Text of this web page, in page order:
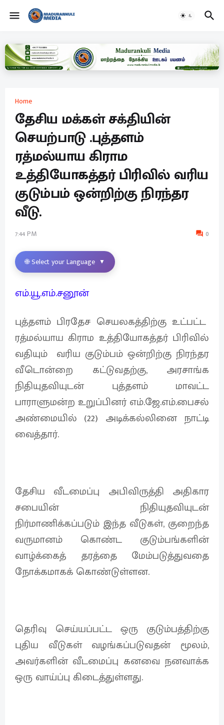
Home
தேசிய மக்கள் சக்தியின்
செயற்பாடு .புத்தளம்
ரத்மல்யாய கிராம
உத்தியோகத்தர் பிரிவில் வரிய
குடும்பம் ஒன்றிற்கு நிரந்தர
வீடு.
7:44 PM 0
🌐 Select your Language ▼
எம்.யூ.எம்.சனூன்
புத்தளம் பிரதேச செயலகத்திற்கு உட்பட்ட
ரத்மல்யாய கிராம உத்தியோகத்தர் பிரிவில்
வதியும் வரிய குடும்பம் ஒன்றிற்கு நிரந்தர
வீடொன்றை கட்டுவதற்கு, அரசாங்க
நிதியுதவியுடன் புத்தளம் மாவட்ட
பாராளுமன்ற உறுப்பினர் எம்.ஜே.எம்.பைசல்
அண்மையில் (22) அடிக்கல்லினை நாட்டி
வைத்தார்.
தேசிய வீடமைப்பு அபிவிருத்தி அதிகார
சபையின் நிதியுதவியுடன்
நிர்மாணிக்கப்படும் இந்த வீடுகள், குறைந்த
வருமானம் கொண்ட குடும்பங்களின்
வாழ்க்கைத் தரத்தை மேம்படுத்துவதை
நோக்கமாகக் கொண்டுள்ளன.
தெரிவு செய்யப்பட்ட ஒரு குடும்பத்திற்கு
புதிய வீடுகள் வழங்கப்படுவதன் மூலம்,
அவர்களின் வீடமைப்பு கனவை நனவாக்க
ஒரு வாய்ப்பு கிடைத்துள்ளது.